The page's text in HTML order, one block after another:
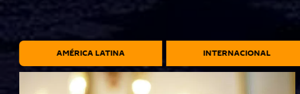
AMÉRICA LATINA INTERNACIONAL